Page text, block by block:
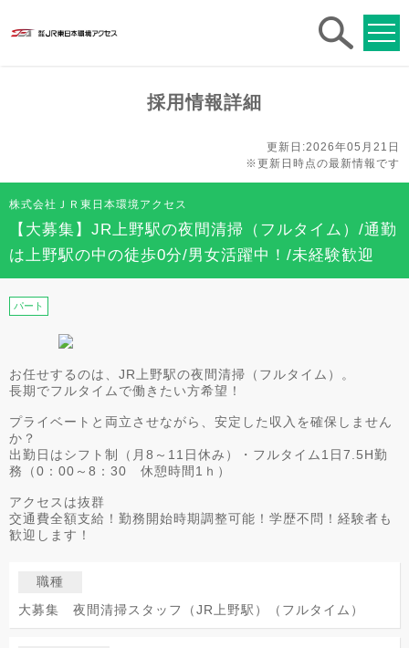
採用情報詳細
更新日:2026年05月21日
※更新日時点の最新情報です
株式会社ＪＲ東日本環境アクセス
【大募集】JR上野駅の夜間清掃（フルタイム）/通勤
は上野駅の中の徒歩0分/男女活躍中！/未経験歓迎
パート
お任せするのは、JR上野駅の夜間清掃（フルタイム）。
長期でフルタイムで働きたい方希望！
プライベートと両立させながら、安定した収入を確保しません
か？
出勤日はシフト制（月8～11日休み）・フルタイム1日7.5H勤
務（0：00～8：30 休憩時間1ｈ）
アクセスは抜群
交通費全額支給！勤務開始時期調整可能！学歴不問！経験者も
歓迎します！
職種
大募集 夜間清掃スタッフ（JR上野駅）（フルタイム）